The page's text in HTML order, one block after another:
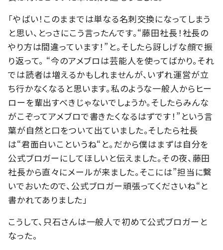
「やばい！このままでは単なる名刺交換になってしまう
と思い、とっさにこう言ったんです。“藤田社長！社長の
やり方は間違っています！”と。そしたら訝しげな顔で振
り返って。 “今のアメブロは芸能人を使ってばかり。それ
では読者は増えるかもしれませんが、いずれ運営が立
ち行かなくなると思います。私のような一般人からヒー
ローを輩出すべきじゃないでしょうか。そしたらみんな
がこぞってアメブロで書きたくなるはずです！”という言
葉が自然と口をついて出ていました。そしたら社長
は“君面白いこというね“と。だから僕はまずは自分を
公式ブロガーにしてほしいと伝えました。その夜、藤田
社長から直々にメールが来ました。そこには”担当に繋
いでおいたので、公式ブロガー頑張ってくださいね“と
書かれてありました」
こうして、只石さんは一般人で初めて公式ブロガーと
なった。